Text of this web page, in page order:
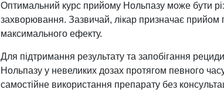
Оптимальний курс прийому Нольпазу може бути
захворювання. Зазвичай, лікар призначає
максимального ефекту.
Для підтримання результату та запобігання
Нольпазу у невеликих дозах протягом певного
самостійне використання препарату без